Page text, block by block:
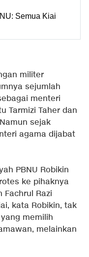
Semua Kiai
militer
sejumlah
menteri
Tarmizi Taher dan
sejak
agama dijabat
PBNU Robikin
ke pihaknya
Fachrul Razi
kata Robikin, tak
memilih
melainkan